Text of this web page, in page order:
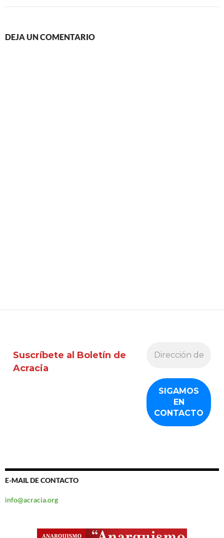
DEJA UN COMENTARIO
Suscríbete al Boletín de
Acracia
E-MAIL DE CONTACTO
info@acracia.org